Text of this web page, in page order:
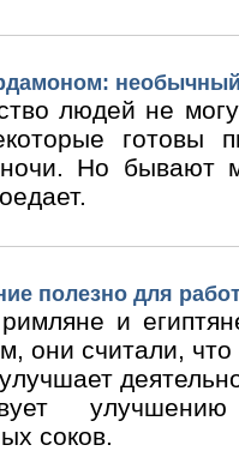
людей не
готовы
Но бывают
полезно для
и
они считали,
соков.